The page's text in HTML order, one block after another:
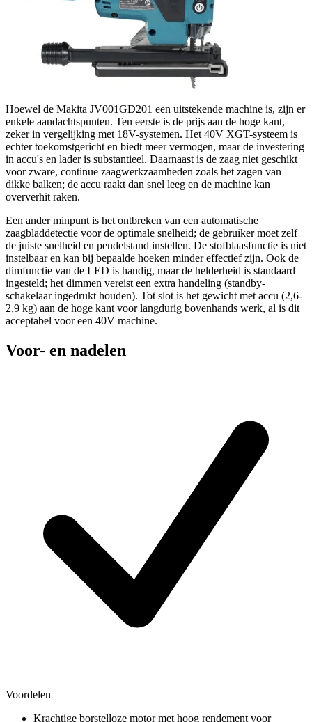
Hoewel de Makita JV001GD201 een uitstekende machine is, zijn er
enkele aandachtspunten. Ten eerste is de prijs aan de hoge kant,
zeker in vergelijking met 18V-systemen. Het 40V XGT-systeem is
echter toekomstgericht en biedt meer vermogen, maar de investering
in accu's en lader is substantieel. Daarnaast is de zaag niet geschikt
voor zware, continue zaagwerkzaamheden zoals het zagen van
dikke balken; de accu raakt dan snel leeg en de machine kan
oververhit raken.
Een ander minpunt is het ontbreken van een automatische
zaagbladdetectie voor de optimale snelheid; de gebruiker moet zelf
de juiste snelheid en pendelstand instellen. De stofblaasfunctie is niet
instelbaar en kan bij bepaalde hoeken minder effectief zijn. Ook de
dimfunctie van de LED is handig, maar de helderheid is standaard
ingesteld; het dimmen vereist een extra handeling (standby-
schakelaar ingedrukt houden). Tot slot is het gewicht met accu (2,6-
2,9 kg) aan de hoge kant voor langdurig bovenhands werk, al is dit
acceptabel voor een 40V machine.
Voor- en nadelen
Voordelen
Krachtige borstelloze motor met hoog rendement voor